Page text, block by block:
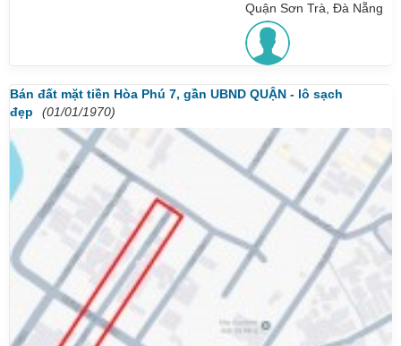
Quận Sơn Trà, Đà Nẵng
Bán đất mặt tiền Hòa Phú 7, gần UBND QUẬN - lô sạch
đẹp
(01/01/1970)